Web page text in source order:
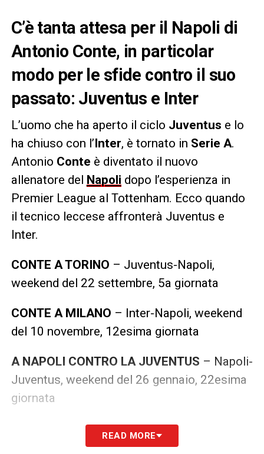
C’è tanta attesa per il Napoli di
Antonio Conte, in particolar
modo per le sfide contro il suo
passato: Juventus e Inter
L’uomo che ha aperto il ciclo Juventus e lo
ha chiuso con l’Inter, è tornato in Serie A.
Antonio Conte è diventato il nuovo
allenatore del Napoli dopo l’esperienza in
Premier League al Tottenham. Ecco quando
il tecnico leccese affronterà Juventus e
Inter.
CONTE A TORINO – Juventus-Napoli,
weekend del 22 settembre, 5a giornata
CONTE A MILANO – Inter-Napoli, weekend
del 10 novembre, 12esima giornata
A NAPOLI CONTRO LA JUVENTUS – Napoli-
Juventus, weekend del 26 gennaio, 22esima
giornata
A NAPOLI CONTRO L’INTER– Napoli-Inter,
weekend del 2 marzo, 27esima gioranta
READ MORE